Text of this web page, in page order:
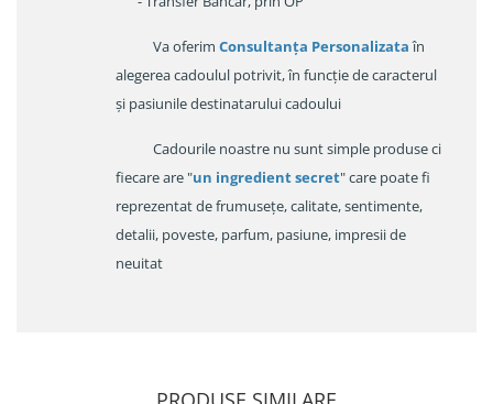
Va oferim Consultanța Personalizataîn
alegerea cadoulul potrivit, în funcție de caracterul
și pasiunile destinatarului cadoului
Cadourile noastre nu sunt simple produse ci
fiecare are "un ingredient secret" care poate fi
reprezentat de frumusețe, calitate, sentimente,
detalii, poveste, parfum, pasiune, impresii de
neuitat